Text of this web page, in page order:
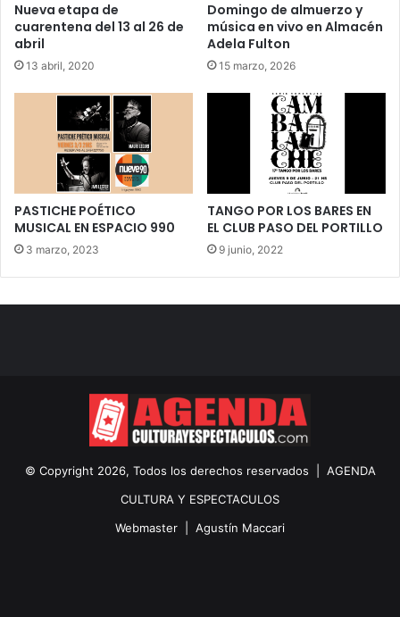
Nueva etapa de
cuarentena del 13 al 26 de
abril
13 abril, 2020
Domingo de almuerzo y
música en vivo en Almacén
Adela Fulton
15 marzo, 2026
PASTICHE POÉTICO
MUSICAL EN ESPACIO 990
3 marzo, 2023
TANGO POR LOS BARES EN
EL CLUB PASO DEL PORTILLO
9 junio, 2022
© Copyright 2026, Todos los derechos reservados | AGENDA
CULTURA Y ESPECTACULOS
Webmaster | Agustín Maccari